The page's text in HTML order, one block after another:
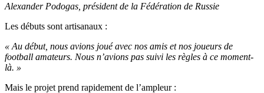
Alexander Podogas, président de la Fédération de Russie
Les débuts sont artisanaux :
« Au début, nous avions joué avec nos amis et nos joueurs de
football amateurs. Nous n’avions pas suivi les règles à ce moment-
là. »
Mais le projet prend rapidement de l’ampleur :